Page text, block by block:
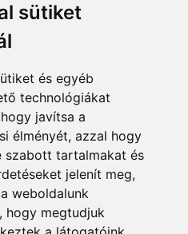
sütiket
és egyéb
technológiákat
javítsa a
élményét, azzal hogy
szabott tartalmakat és
jelenít meg,
weboldalunk
hogy megtudjuk